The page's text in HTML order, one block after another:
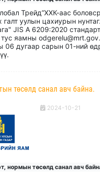
Трейд”ХХК-аас
галт уулын цахиурын
JIS A 6209:2020
яамны
06 дугаар сарын 01-ний
төсөлд санал авч байна.
2024-10-21
нормын төсөлд санал авч